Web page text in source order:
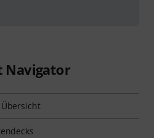
Navigator
Übersicht